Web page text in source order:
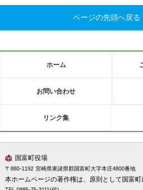
ページの先頭へ戻る
ホーム
お問い合わせ
リンク集
国富町役場
〒880-1192 宮崎県東諸県郡国富町大字本庄4800番地
本ホームページの著作権は、原則として国富町